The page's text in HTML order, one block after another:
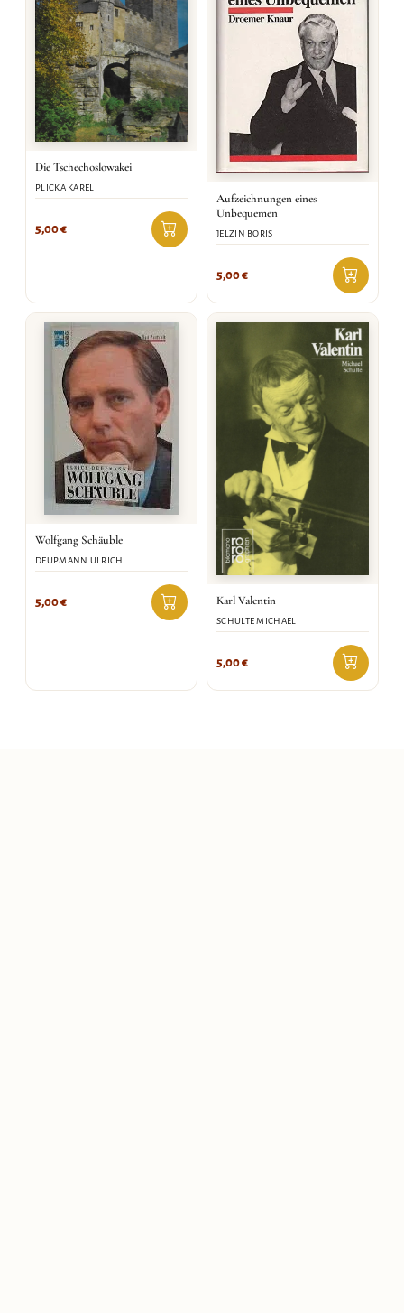
Die Tschechoslowakei
PLICKA KAREL
5,00€
Aufzeichnungen eines
Unbequemen
JELZIN BORIS
5,00€
Wolfgang Schäuble
DEUPMANN ULRICH
5,00€ Karl Valentin
SCHULTE MICHAEL
5,00€